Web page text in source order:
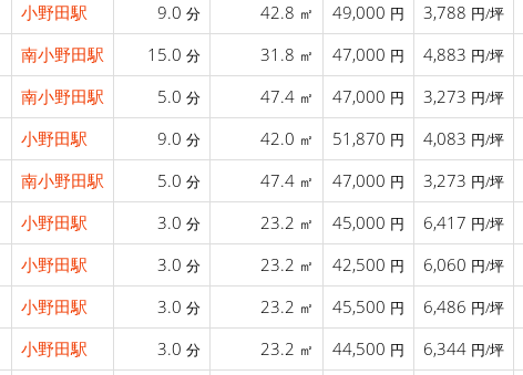
小野田駅 9.0 分 42.8 ㎡ 49,000 円 3,788 円/坪
南小野田駅 15.0 分 31.8 ㎡ 47,000 円 4,883 円/坪
南小野田駅 5.0 分 47.4 ㎡ 47,000 円 3,273 円/坪
小野田駅 9.0 分 42.0 ㎡ 51,870 円 4,083 円/坪
南小野田駅 5.0 分 47.4 ㎡ 47,000 円 3,273 円/坪
小野田駅 3.0 分 23.2 ㎡ 45,000 円 6,417 円/坪
小野田駅 3.0 分 23.2 ㎡ 42,500 円 6,060 円/坪
小野田駅 3.0 分 23.2 ㎡ 45,500 円 6,486 円/坪
小野田駅 3.0 分 23.2 ㎡ 44,500 円 6,344 円/坪